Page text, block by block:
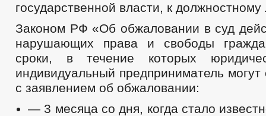
государственной власти, к должностному
Законом РФ «Об обжаловании в суд
нарушающих права и свободы
сроки, в течение которых
индивидуальный предприниматель могут
с заявлением об обжаловании:
— 3 месяца со дня, когда стало